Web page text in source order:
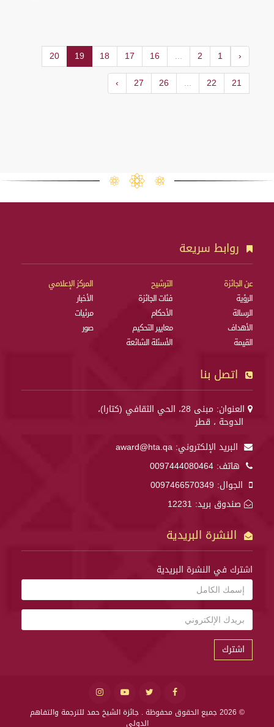
‹
1
2
...
16
17
18
19
20
21
22
...
26
27
›
روابط سريعة
عن الجائزة
الرؤية
الرسالة
الأهداف
القيمة
الترشيح
فئات الجائزة
الأحكام
معايير التحكيم
الأسئلة الشائعة
المركز الإعلامي
الأخبار
مرئيات
صور
اتصل بنا
العنوان: مبنى 28، الحي الثقافي (كتارا)،
الدوحة ، قطر
البريد الإلكتروني: award@hta.qa
هاتف: 0097444080464
الجوال: 0097466570349
صندوق بريد: 12231
النشرة البريدية
اشترك في النشرة البريدية
اشترك
© 2026 جميع الحقوق محفوظة .
جائزة الشيخ حمد للترجمة والتفاهم
الدولي